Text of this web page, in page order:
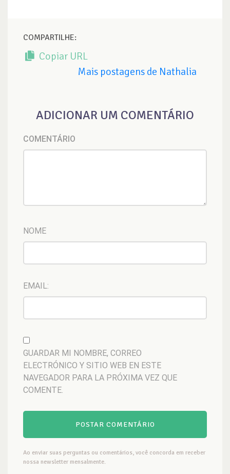
COMPARTILHE:
Copiar URL
Mais postagens de Nathalia
ADICIONAR UM COMENTÁRIO
COMENTÁRIO
NOME
EMAIL:
GUARDAR MI NOMBRE, CORREO
ELECTRÓNICO Y SITIO WEB EN ESTE
NAVEGADOR PARA LA PRÓXIMA VEZ QUE
COMENTE.
Ao enviar suas perguntas ou comentários, você concorda em receber
nossa newsletter mensalmente.